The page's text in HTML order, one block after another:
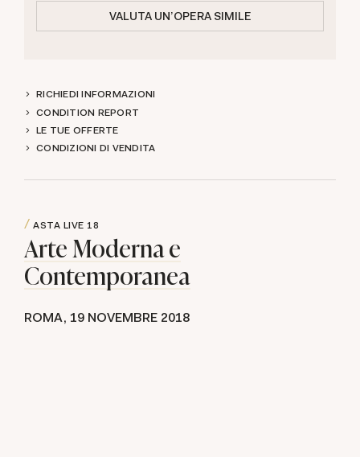
VALUTA UN'OPERA SIMILE
RICHIEDI INFORMAZIONI
CONDITION REPORT
LE TUE OFFERTE
CONDIZIONI DI VENDITA
ASTA LIVE 18
Arte Moderna e
Contemporanea
ROMA, 19 NOVEMBRE 2018